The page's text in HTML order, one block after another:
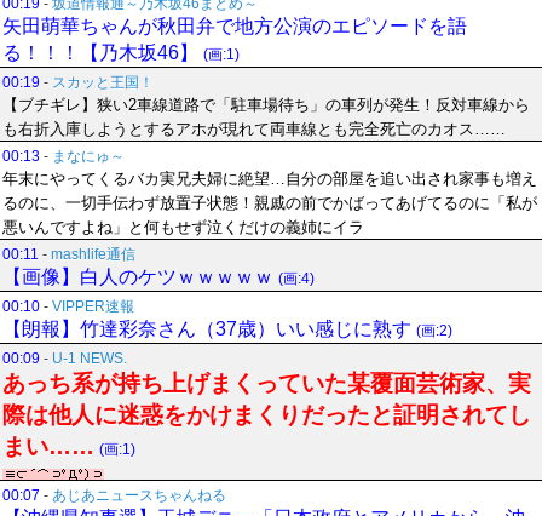
00:19 - 坂道情報通～乃木坂46まとめ～
矢田萌華ちゃんが秋田弁で地方公演のエピソードを語
る！！！【乃木坂46】
(画:1)
00:19 - スカッと王国！
【ブチギレ】狭い2車線道路で「駐車場待ち」の車列が発生！反対車線から
も右折入庫しようとするアホが現れて両車線とも完全死亡のカオス……
00:13 - まなにゅ～
年末にやってくるバカ実兄夫婦に絶望…自分の部屋を追い出され家事も増え
るのに、一切手伝わず放置子状態！親戚の前でかばってあげてるのに「私が
悪いんですよね」と何もせず泣くだけの義姉にイラ
00:11 - mashlife通信
【画像】白人のケツｗｗｗｗｗ (画:4)
00:10 - VIPPER速報
【朗報】竹達彩奈さん（37歳）いい感じに熟す (画:2)
00:09 - U-1 NEWS.
あっち系が持ち上げまくっていた某覆面芸術家、実
際は他人に迷惑をかけまくりだったと証明されてし
まい…… (画:1)
00:07 - あじあニュースちゃんねる